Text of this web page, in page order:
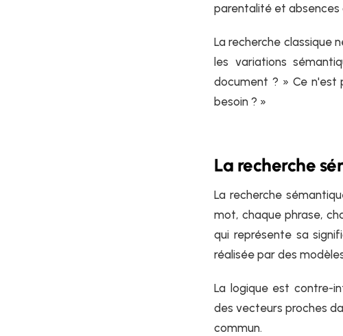
parentalité et absences
La recherche classique
les variations
document ? » Ce n'est
besoin ? »
La recherche
La recherche
mot, chaque phrase,
qui représente sa
réalisée par des
La logique est contre-
des vecteurs proches
commun.